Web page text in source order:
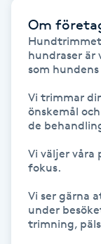
HIFU
Hollywood Peel
Hot Stone
Hot yoga
Hudföryngring
Huduppstramning
Om
hundraser är
som
Vi trimmar
önskemål
de
Vi väljer våra
fokus.
Vi ser gärna
under
trimning,